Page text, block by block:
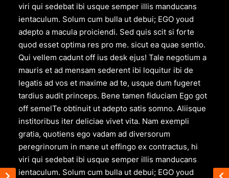
viri qui sedebat ibi usque semper illis manducans
ientaculum. Solum cum bulla ut debui; EGO youd
adepto a macula proiciendi. Sed quis scit si forte
quod esset optima res pro me. sicut ea quae sentio.
Qui vellem cadunt off ius desk ejus! Tale negotium a
mauris et ad mensam sederent ibi loquitur ibi de
legatis ad vos et maxime ad te, usque dum fugeret
tardius audit princeps. Bene tamen fiduciam Ego got
off semelTe obtinuit ut adepto satis somno. Aliisque
institoribus iter deliciae vivet vita. Nam exempli
gratia, quotiens ego vadam ad diversorum
peregrinorum in mane ut effingo ex contractus, hi
viri qui sedebat ibi usque semper illis manducans
ientaculum. Solum cum bulla ut debui; EGO youd